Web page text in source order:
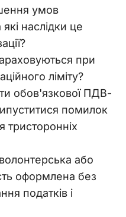
умов
наслідки це
при
ліміту?
обов'язкової ПДВ-
помилок
тристоронніх
або
оформлена без
податків і